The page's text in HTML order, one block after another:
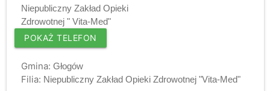
Niepubliczny Zakład Opieki
Zdrowotnej " Vita-Med"
POKAŻ TELEFON
Gmina: Głogów
Filia: Niepubliczny Zakład Opieki Zdrowotnej "Vita-Med"